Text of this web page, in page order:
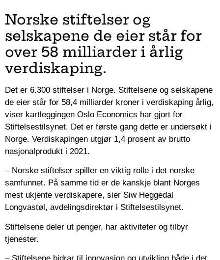
Norske stiftelser og
selskapene de eier står for
over 58 milliarder i årlig
verdiskaping.
Det er 6.300 stiftelser i Norge. Stiftelsene og selskapene
de eier står for 58,4 milliarder kroner i verdiskaping årlig,
viser kartleggingen Oslo Economics har gjort for
Stiftelsestilsynet. Det er første gang dette er undersøkt i
Norge. Verdiskapingen utgjør 1,4 prosent av brutto
nasjonalprodukt i 2021.
– Norske stiftelser spiller en viktig rolle i det norske
samfunnet. På samme tid er de kanskje blant Norges
mest ukjente verdiskapere, sier Siw Heggedal
Longvastøl, avdelingsdirektør i Stiftelsestilsynet.
Stiftelsene deler ut penger, har aktiviteter og tilbyr
tjenester.